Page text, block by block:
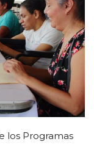
los Programas